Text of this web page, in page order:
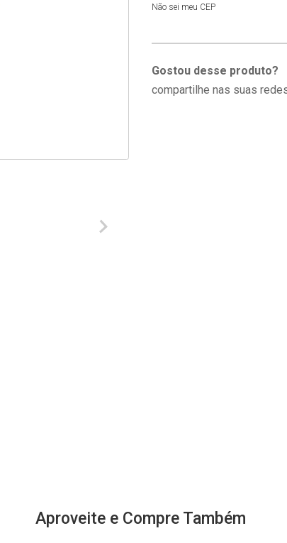
Não sei meu CEP
Gostou desse produto?
compartilhe nas suas
Aproveite e Compre Também